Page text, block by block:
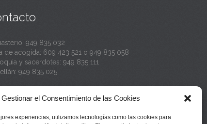
Gestionar el Consentimiento de las Cookies
experiencias, utilizamos tecnologías como las cookies para
949 835 032
de acogida: 609 423 521 o 949 835 058
y sacerdotes: 949 835 111
949 835 025
monasterio@buenafuente.org
de acogida:acogida@buenafuente.org